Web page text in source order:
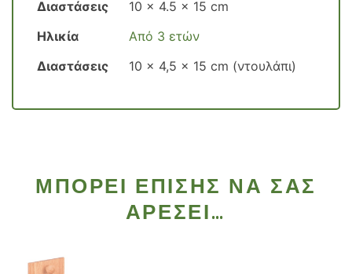
Διαστάσεις
10 × 4.5 × 15 cm
Ηλικία
Από 3 ετών
Διαστάσεις
10 x 4,5 x 15 cm (ντουλάπι)
ΜΠΟΡΕΊ ΕΠΊΣΗΣ ΝΑ ΣΑΣ
ΑΡΈΣΕΙ…